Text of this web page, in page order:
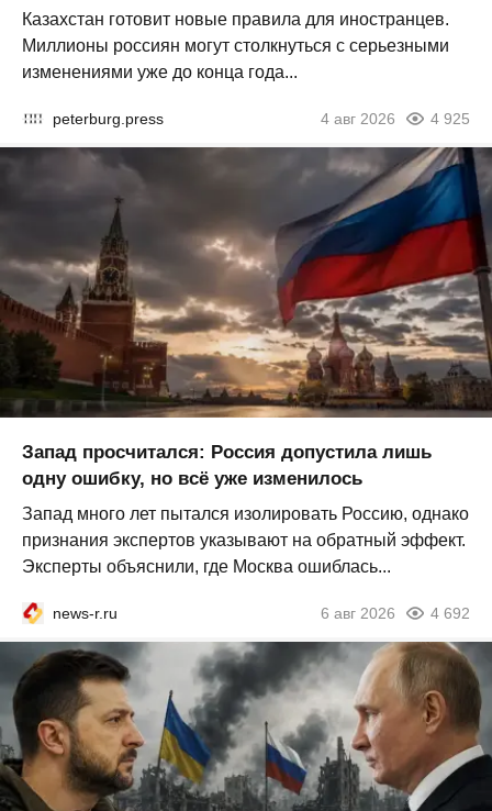
Казахстан готовит новые правила для иностранцев.
Миллионы россиян могут столкнуться с серьезными
изменениями уже до конца года...
peterburg.press 4 авг 2026 4 925
Запад просчитался: Россия допустила лишь
одну ошибку, но всё уже изменилось
Запад много лет пытался изолировать Россию, однако
признания экспертов указывают на обратный эффект.
Эксперты объяснили, где Москва ошиблась...
news-r.ru 6 авг 2026 4 692